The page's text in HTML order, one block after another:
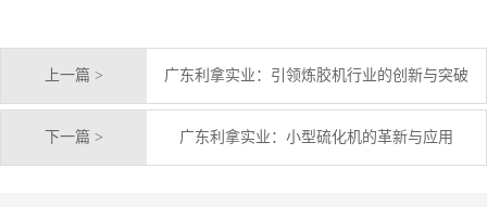
上一篇 > 广东利拿实业：引领炼胶机行业的创新与突破
下一篇 > 广东利拿实业：小型硫化机的革新与应用